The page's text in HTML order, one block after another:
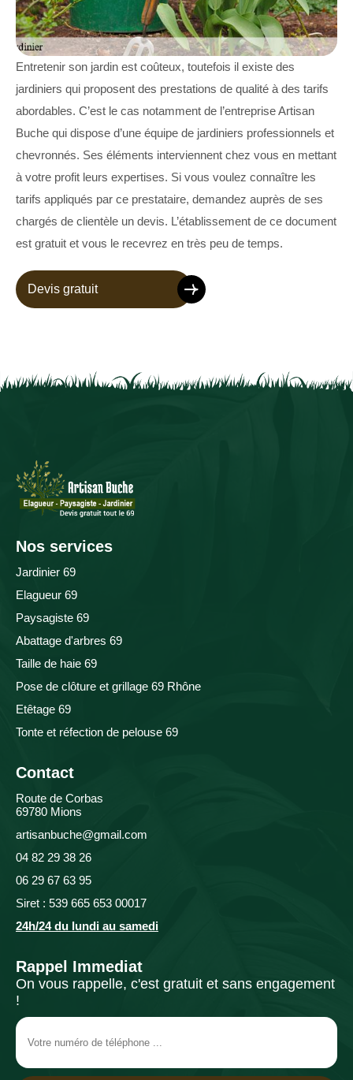
Entretenir son jardin est coûteux, toutefois il existe des
jardiniers qui proposent des prestations de qualité à des tarifs
abordables. C’est le cas notamment de l’entreprise Artisan
Buche qui dispose d’une équipe de jardiniers professionnels et
chevronnés. Ses éléments interviennent chez vous en mettant
à votre profit leurs expertises. Si vous voulez connaître les
tarifs appliqués par ce prestataire, demandez auprès de ses
chargés de clientèle un devis. L’établissement de ce document
est gratuit et vous le recevrez en très peu de temps.
Devis gratuit
Nos services
Jardinier 69
Elagueur 69
Paysagiste 69
Abattage d'arbres 69
Taille de haie 69
Pose de clôture et grillage 69 Rhône
Etêtage 69
Tonte et réfection de pelouse 69
Contact
Route de Corbas
69780 Mions
artisanbuche@gmail.com
04 82 29 38 26
06 29 67 63 95
Siret : 539 665 653 00017
24h/24 du lundi au samedi
Rappel Immediat
On vous rappelle, c'est gratuit et sans engagement
!